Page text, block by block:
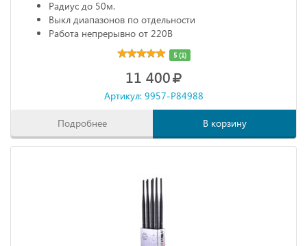
Радиус до 50м.
Выкл диапазонов по отдельности
Работа непрерывно от 220В
5 (1)
11 400
Артикул: 9957-P84988
Подробнее В корзину